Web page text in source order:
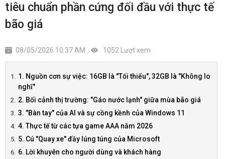
tiêu chuẩn phần cứng đối đầu với thực tế
bão giá
08/05/2026 10:37 AM 1052 Lượt xem
1. Nguồn cơn sự việc: 16GB là "Tối thiểu", 32GB là "Không lo
nghĩ"
2. Bối cảnh thị trường: "Gáo nước lạnh" giữa mùa bão giá
3. "Bàn tay" của AI và sự cồng kềnh của Windows 11
4. Thực tế từ các tựa game AAA năm 2026
5. Cú "Quay xe" đầy lúng túng của Microsoft
6. Lời khuyên cho người dùng và khách hàng